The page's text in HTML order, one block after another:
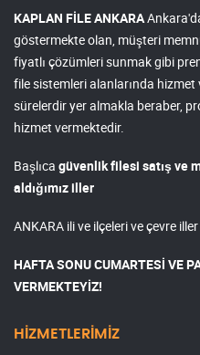
KAPLAN FİLE ANKARA
göstermekte olan, müşteri
fiyatlı çözümleri sunmak gibi
file sistemleri alanlarında
sürelerdir yer almakla beraber,
hizmet vermektedir.
Başlıca güvenlik filesi satış ve
aldığımız iller
ANKARA ili ve ilçeleri ve çevre iller
HAFTA SONU CUMARTESİ VE
VERMEKTEYİZ!
HİZMETLERİMİZ